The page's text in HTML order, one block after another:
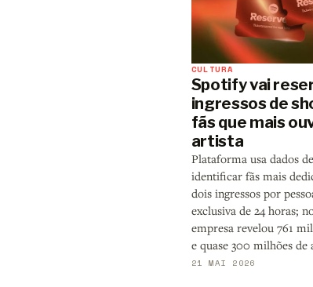
CULTURA
Spotify vai
ingressos de
fãs que mais
artista
Plataforma usa dados
identificar fãs mais
dois ingressos por
exclusiva de 24 horas;
empresa revelou 761
e quase 300 milhões de
21 MAI 2026